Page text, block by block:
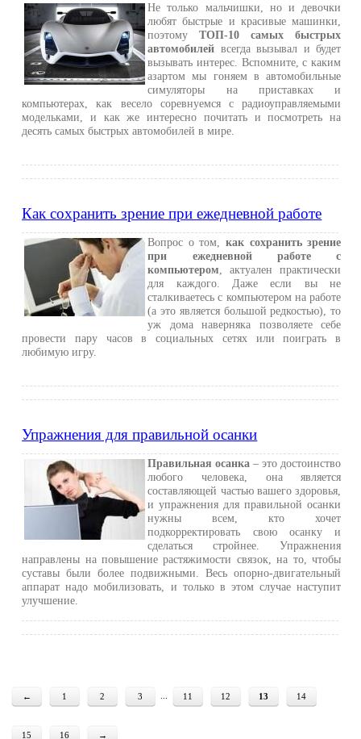
Не только мальчишки, но и девочки
любят быстрые и красивые машинки,
поэтомуТОП-10 самых быстрых
автомобилей всегда вызывал и будет
вызывать интерес. Вспомните, с каким
азартом мы гоняем в автомобильные
симуляторы на приставках и
компьютерах, как весело соревнуемся с радиоуправляемыми
модельками, и как же интересно почитать и посмотреть на
десять самых быстрых автомобилей в мире.
Как сохранить зрение при ежедневной работе
Вопрос о том,как сохранить зрение
при ежедневной работе с
компьютером , актуален практически
для каждого. Даже если вы не
сталкиваетесь с компьютером на работе
(а это является большой редкостью), то
уж дома наверняка позволяете себе
провести пару часов в социальных сетях или поиграть в
любимую игру.
Упражнения для правильной осанки
Правильная осанка – это достоинство
любого человека, она является
составляющей частью вашего здоровья,
и упражнения для правильной осанки
нужны всем, кто хочет
подкорректировать свою осанку и
сделаться стройнее. Упражнения
направлены на повышение растяжимости связок, на то, чтобы
суставы были более подвижными. Весь опорно-двигательный
аппарат надо мобилизовать, и только в этом случае наступит
улучшение.
← 1 2 3 11 12 13 14
15 16 →